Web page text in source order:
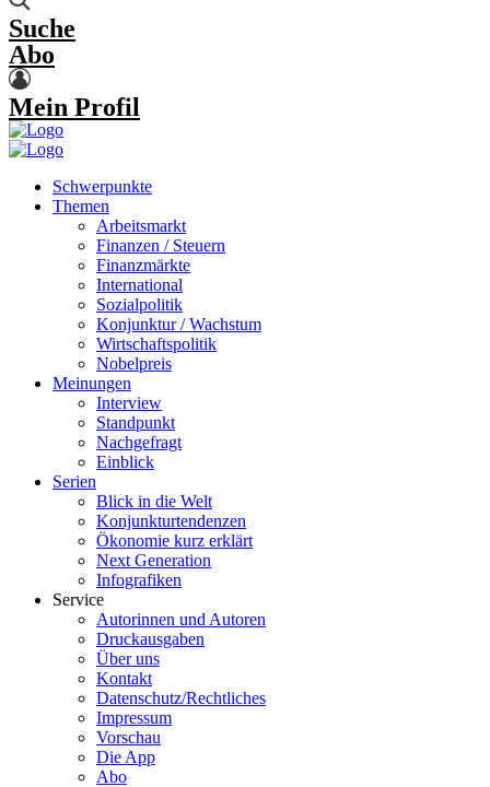
Suche
Abo
Mein Profil
Schwerpunkte
Themen
Arbeitsmarkt
Finanzen / Steuern
Finanzmärkte
International
Sozialpolitik
Konjunktur / Wachstum
Wirtschaftspolitik
Nobelpreis
Meinungen
Interview
Standpunkt
Nachgefragt
Einblick
Serien
Blick in die Welt
Konjunkturtendenzen
Ökonomie kurz erklärt
Next Generation
Infografiken
Service
Autorinnen und Autoren
Druckausgaben
Über uns
Kontakt
Datenschutz/Rechtliches
Impressum
Vorschau
Die App
Abo